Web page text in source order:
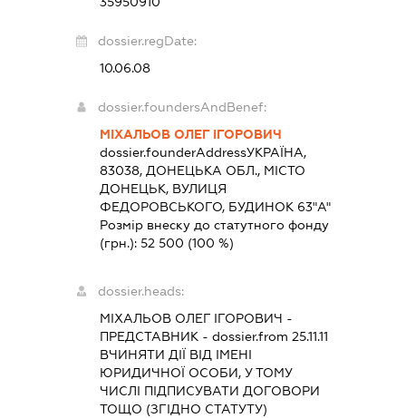
dossier.regDate:
10.06.08
dossier.foundersAndBenef:
МІХАЛЬОВ ОЛЕГ ІГОРОВИЧ
dossier.founderAddressУКРАЇНА,
83038, ДОНЕЦЬКА ОБЛ., МІСТО
ДОНЕЦЬК, ВУЛИЦЯ
ФЕДОРОВСЬКОГО, БУДИНОК 63"А"
Розмір внеску до статутного фонду
(грн.): 52 500 (100 %)
dossier.heads:
МІХАЛЬОВ ОЛЕГ ІГОРОВИЧ -
ПРЕДСТАВНИК - dossier.from 25.11.11
ВЧИНЯТИ ДІЇ ВІД ІМЕНІ
ЮРИДИЧНОЇ ОСОБИ, У ТОМУ
ЧИСЛІ ПІДПИСУВАТИ ДОГОВОРИ
ТОЩО (ЗГІДНО СТАТУТУ)